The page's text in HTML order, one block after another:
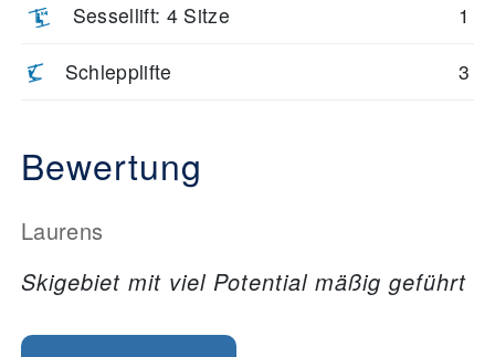
Sessellift: 4 Sitze 1
Schlepplifte 3
Bewertung
Laurens
Skigebiet mit viel Potential mäßig geführt